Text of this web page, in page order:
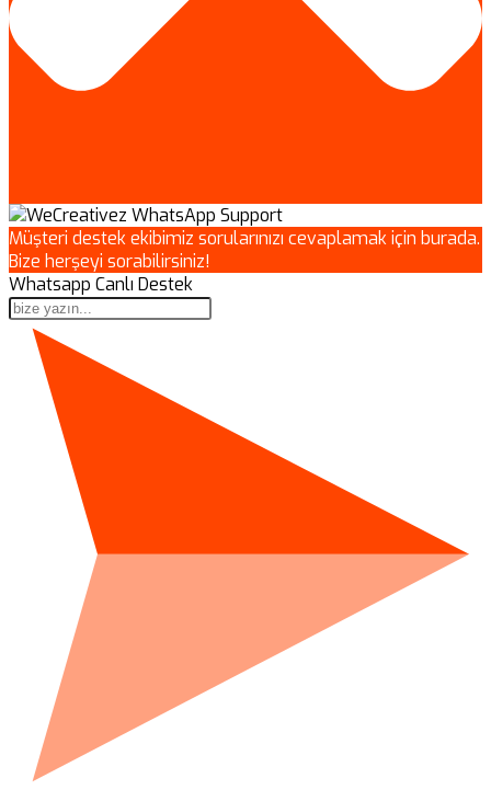
Müşteri destek ekibimiz sorularınızı cevaplamak için burada.
Bize herşeyi sorabilirsiniz!
Whatsapp Canlı Destek